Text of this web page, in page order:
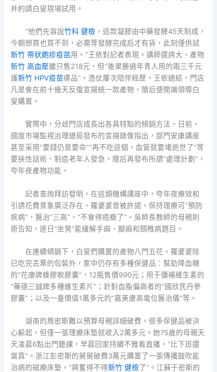
并約請白叟現場試用。
“他們先容說竹科 健檢 ，這款凝膠由中藥發酵45天制成，
今朝想買也買不到，必需等發酵完成后才有貨，此刻僅供試
新竹 帶狀皰疹疫苗用。”王依對記者表現。講師還誇大，產物
新竹 高血壓雖只售218元，但“後果勝過年青人用的兩三千元
護新竹 HPV疫苗膚品”。憑仗屢次陪伴經歷，王依總結，門店
凡是會在前十幾天反復宣揚統一款產物，隨后便開端領導白
叟購置。
實際中，分歧門店成長出各具特點的傾銷方法。日前，
國度市場監視治理總局發布的宣揚錄像指出，部門安康講座
甚至采用“要錢仍是要命”“再不吃這個，血管就要堵逝世了”等
要挾性話術，制造老年人發急，隨后再發布所謂“處理計劃”，
夸年夜產物功能。
記者查詢拜訪發明，在這類機構講座中，夸年夜療效和
引誘花費景象廣泛存在。羅婆婆曾被許諾，保持理療可“預防
疾病”，醫治“三高”，“不會得癌癥了”。吳師長教師的母親則
原告知，逐日“坐凳”能緩解手麻、腳麻和頸椎病題目。
在連續傾銷下，白叟們購置的產物八門五花。羅婆婆除
已吃完丟棄的包裝外，家中仍存有多種保健品：幫助降血糖
的“花康牌蜂膠軟膠囊”，12瓶售價990元；用于彌補維生素的
“藥德三誠牌多種維生素片”；針對血脂偏高者的“國欣芪丹參
膠囊”；以及一臺價值1萬多元的“嘉美康高電位醫治儀”等。
湖南的周密斯難以預算母親詳細破費，很多保健品被決
心躲起，但僅一張理療床墊就收入2萬多元。她75歲的母親天
天凌晨6點出門聽課，早晨回家持續不雅看直播，“比下班還
當真”。浙江彭密斯的舅舅破費3萬元購置了一張傳播鼓吹能
治病的磁療床墊，“興奮得不得新竹 健檢了”。江蘇于密斯的